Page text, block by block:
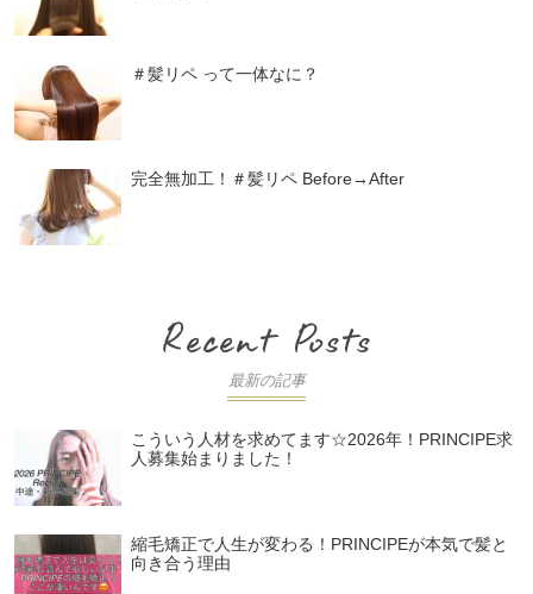
＃髪リペ って一体なに？
完全無加工！＃髪リペ Before→After
最新の記事
こういう人材を求めてます☆2026年！PRINCIPE求
人募集始まりました！
縮毛矯正で人生が変わる！PRINCIPEが本気で髪と
向き合う理由